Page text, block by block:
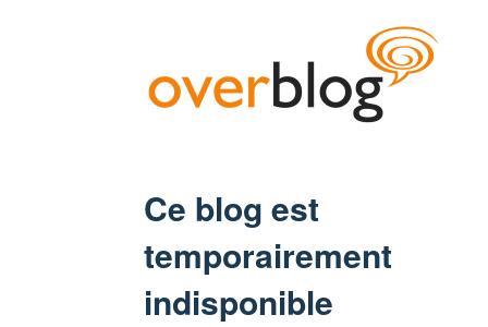
Ce blog est
temporairement
indisponible